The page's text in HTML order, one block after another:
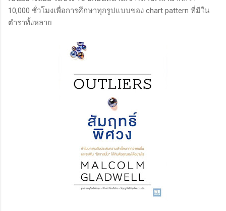
10,000 ชั่วโมงเพื่อการศึกษาทุกรูปแบบของ chart pattern ที่มีใน
ตำราทั้งหลาย